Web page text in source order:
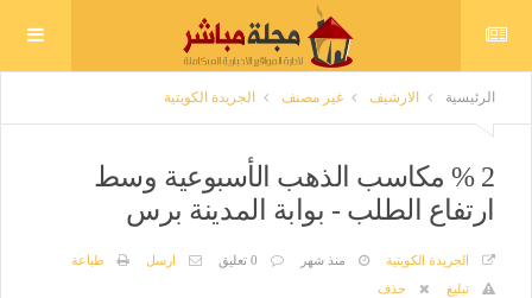
الرئيسية الارشيف غير مصنف الجريدة الكويتية
2 % مكاسب الذهب الأسبوعية وسط
ارتفاع الطلب - بوابة المدينة برس
الجريدة الكويتية منذ شهر 0 تعليق ارسل
طباعة
تبليغ
حذف